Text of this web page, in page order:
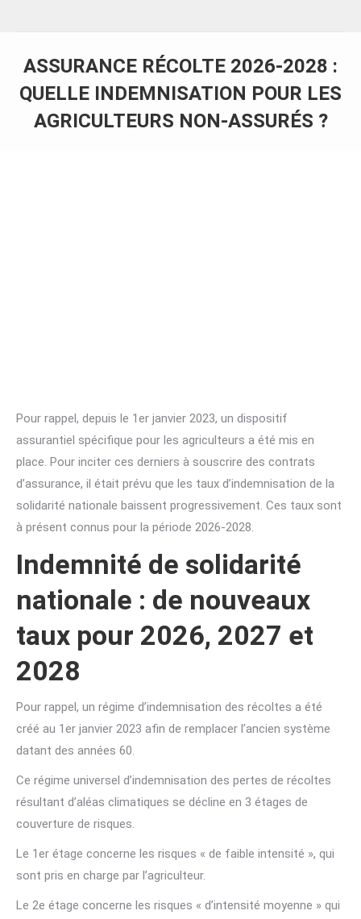
ASSURANCE RÉCOLTE 2026-2028 :
QUELLE INDEMNISATION POUR LES
AGRICULTEURS NON-ASSURÉS ?
Pour rappel, depuis le 1er janvier 2023, un dispositif
assurantiel spécifique pour les agriculteurs a été mis en
place. Pour inciter ces derniers à souscrire des contrats
d’assurance, il était prévu que les taux d’indemnisation de la
solidarité nationale baissent progressivement. Ces taux sont
à présent connus pour la période 2026-2028.
Indemnité de solidarité
nationale : de nouveaux
taux pour 2026, 2027 et
2028
Pour rappel, un régime d’indemnisation des récoltes a été
créé au 1er janvier 2023 afin de remplacer l’ancien système
datant des années 60.
Ce régime universel d’indemnisation des pertes de récoltes
résultant d’aléas climatiques se décline en 3 étages de
couverture de risques.
Le 1er étage concerne les risques « de faible intensité », qui
sont pris en charge par l’agriculteur.
Le 2e étage concerne les risques « d’intensité moyenne » qui